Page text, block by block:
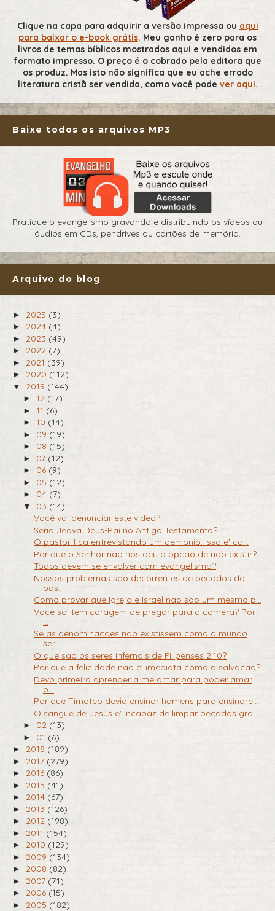
Clique na capa para adquirir a versão impressa ou aqui
para baixar o e-book grátis. Meu ganho é zero para os
livros de temas bíblicos mostrados aqui e vendidos em
formato impresso. O preço é o cobrado pela editora que
os produz. Mas isto não significa que eu ache errado
literatura cristã ser vendida, como você pode ver aqui.
Baixe todos os arquivos MP3
Pratique o evangelismo gravando e distribuindo os vídeos ou
áudios em CDs, pendrives ou cartões de memória.
Arquivo do blog
► 2025 (3)
► 2024 (4)
► 2023 (49)
► 2022 (7)
► 2021 (39)
► 2020 (112)
▼ 2019 (144)
► 12 (17)
► 11 (6)
► 10 (14)
► 09 (19)
► 08 (15)
► 07 (12)
► 06 (9)
► 05 (12)
► 04 (7)
▼ 03 (14)
Você vai denunciar este video?
Seria Jeova Deus-Pai no Antigo Testamento?
O pastor fica entrevistando um demonio. Isso e' co...
Por que o Senhor nao nos deu a opcao de nao existir?
Todos devem se envolver com evangelismo?
Nossos problemas sao decorrentes de pecados do
pas...
Como provar que Igreja e Israel nao sao um mesmo p...
Voce so' tem coragem de pregar para a camera? Por
...
Se as denominacoes nao existissem como o mundo
ser...
O que sao os seres infernais de Filipenses 2:10?
Por que a felicidade nao e' imediata como a salvacao?
Devo primeiro aprender a me amar para poder amar
o...
Por que Timoteo devia ensinar homens para ensinare...
O sangue de Jesus e' incapaz de limpar pecados gra...
► 02 (13)
► 01 (6)
► 2018 (189)
► 2017 (279)
► 2016 (86)
► 2015 (41)
► 2014 (67)
► 2013 (126)
► 2012 (198)
► 2011 (154)
► 2010 (129)
► 2009 (134)
► 2008 (82)
► 2007 (71)
► 2006 (15)
► 2005 (182)